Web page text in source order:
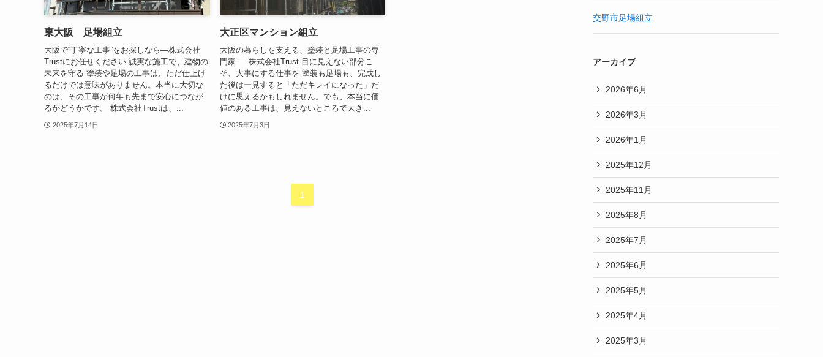
東大阪 足場組立
大阪で“丁寧な工事”をお探しなら―株式会社
Trustにお任せください 誠実な施工で、建物の
未来を守る 塗装や足場の工事は、ただ仕上げ
るだけでは意味がありません。本当に大切な
のは、その工事が何年も先まで安心につなが
るかどうかです。 株式会社Trustは、...
2025年7月14日
大正区マンション組立
大阪の暮らしを支える、塗装と足場工事の専
門家 ― 株式会社Trust 目に見えない部分こ
そ、大事にする仕事を 塗装も足場も、完成し
た後は一見すると「ただキレイになった」だ
けに思えるかもしれません。でも、本当に価
値のある工事は、見えないところで大き...
2025年7月3日
1
交野市足場組立
アーカイブ
2026年6月
2026年3月
2026年1月
2025年12月
2025年11月
2025年8月
2025年7月
2025年6月
2025年5月
2025年4月
2025年3月